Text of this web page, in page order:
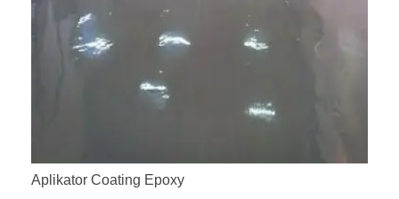
Aplikator Coating Epoxy